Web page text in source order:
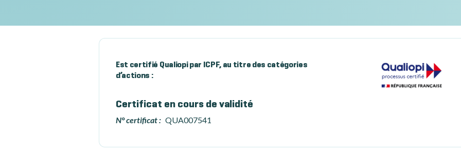
Est certifié Qualiopi par ICPF, au titre des catégories
d’actions :
Certificat en cours de validité
N° certificat : QUA007541